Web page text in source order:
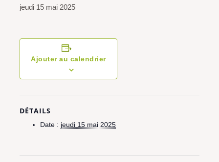
jeudi 15 mai 2025
Ajouter au calendrier
DÉTAILS
Date : jeudi 15 mai 2025